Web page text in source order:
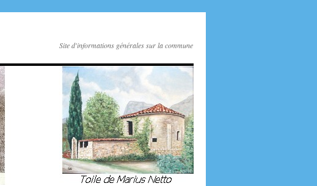
Site d'informations générales sur la commune